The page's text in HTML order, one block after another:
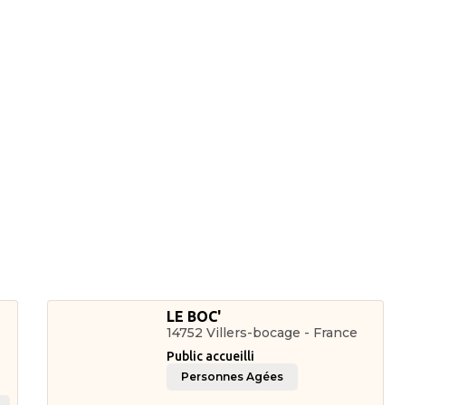
LE BOC'
14752 Villers-bocage - France
Public accueilli
Personnes Agées